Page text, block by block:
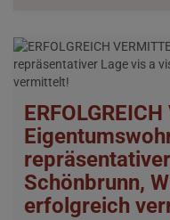
Schönbrunn,
erfolgreich